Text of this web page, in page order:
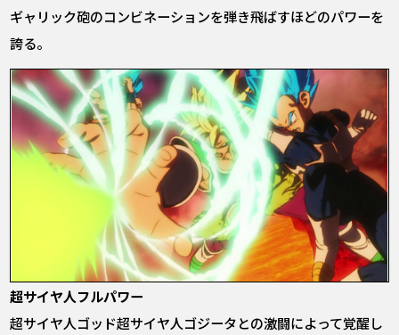
ギャリック砲のコンビネーションを弾き飛ばすほどのパワーを
誇る。
超サイヤ人フルパワー
超サイヤ人ゴッド超サイヤ人ゴジータとの激闘によって覚醒し